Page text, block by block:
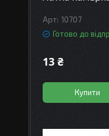
10707
Готово до
13 ₴
Купити